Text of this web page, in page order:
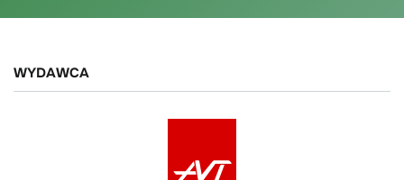
WYDAWCA